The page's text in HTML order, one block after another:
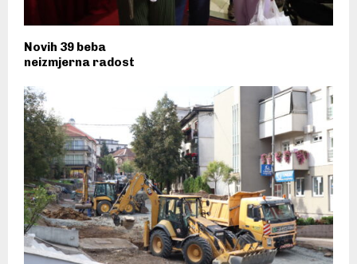
Novih 39 beba
neizmjerna radost